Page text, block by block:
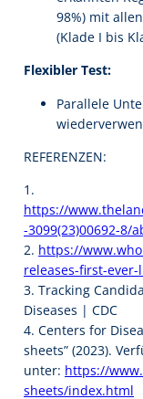
98%) mit
(Klade I bis
Flexibler Test:
Parallele
REFERENZEN:
1.
https://
-3099(23)00692-8/
2. https://
releases-first-
3. Tracking
Diseases | CDC
4. Centers for
sheets” (2023).
unter: https://
sheets/index.html